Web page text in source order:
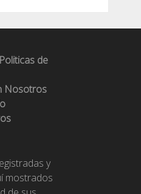
de
Nosotros
y
mostrados